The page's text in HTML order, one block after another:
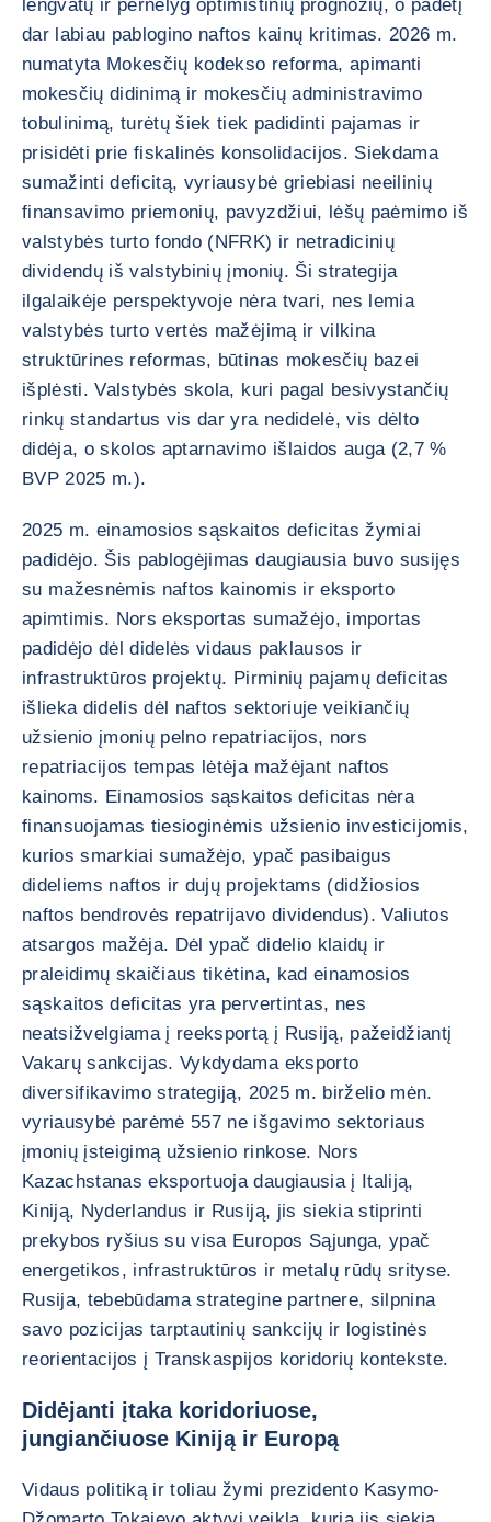
lengvatų ir pernelyg optimistinių prognozių, o padėtį
dar labiau pablogino naftos kainų kritimas. 2026 m.
numatyta Mokesčių kodekso reforma, apimanti
mokesčių didinimą ir mokesčių administravimo
tobulinimą, turėtų šiek tiek padidinti pajamas ir
prisidėti prie fiskalinės konsolidacijos. Siekdama
sumažinti deficitą, vyriausybė griebiasi neeilinių
finansavimo priemonių, pavyzdžiui, lėšų paėmimo iš
valstybės turto fondo (NFRK) ir netradicinių
dividendų iš valstybinių įmonių. Ši strategija
ilgalaikėje perspektyvoje nėra tvari, nes lemia
valstybės turto vertės mažėjimą ir vilkina
struktūrines reformas, būtinas mokesčių bazei
išplėsti. Valstybės skola, kuri pagal besivystančių
rinkų standartus vis dar yra nedidelė, vis dėlto
didėja, o skolos aptarnavimo išlaidos auga (2,7 %
BVP 2025 m.).
2025 m. einamosios sąskaitos deficitas žymiai
padidėjo. Šis pablogėjimas daugiausia buvo susijęs
su mažesnėmis naftos kainomis ir eksporto
apimtimis. Nors eksportas sumažėjo, importas
padidėjo dėl didelės vidaus paklausos ir
infrastruktūros projektų. Pirminių pajamų deficitas
išlieka didelis dėl naftos sektoriuje veikiančių
užsienio įmonių pelno repatriacijos, nors
repatriacijos tempas lėtėja mažėjant naftos
kainoms. Einamosios sąskaitos deficitas nėra
finansuojamas tiesioginėmis užsienio investicijomis,
kurios smarkiai sumažėjo, ypač pasibaigus
dideliems naftos ir dujų projektams (didžiosios
naftos bendrovės repatrijavo dividendus). Valiutos
atsargos mažėja. Dėl ypač didelio klaidų ir
praleidimų skaičiaus tikėtina, kad einamosios
sąskaitos deficitas yra pervertintas, nes
neatsižvelgiama į reeksportą į Rusiją, pažeidžiantį
Vakarų sankcijas. Vykdydama eksporto
diversifikavimo strategiją, 2025 m. birželio mėn.
vyriausybė parėmė 557 ne išgavimo sektoriaus
įmonių įsteigimą užsienio rinkose. Nors
Kazachstanas eksportuoja daugiausia į Italiją,
Kiniją, Nyderlandus ir Rusiją, jis siekia stiprinti
prekybos ryšius su visa Europos Sąjunga, ypač
energetikos, infrastruktūros ir metalų rūdų srityse.
Rusija, tebebūdama strategine partnere, silpnina
savo pozicijas tarptautinių sankcijų ir logistinės
reorientacijos į Transkaspijos koridorių kontekste.
Didėjanti įtaka koridoriuose,
jungiančiuose Kiniją ir Europą
Vidaus politiką ir toliau žymi prezidento Kasymo-